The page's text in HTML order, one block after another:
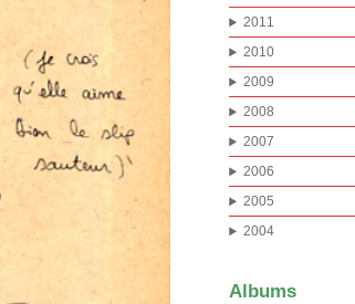
2011
2010
2009
2008
2007
2006
2005
2004
Albums